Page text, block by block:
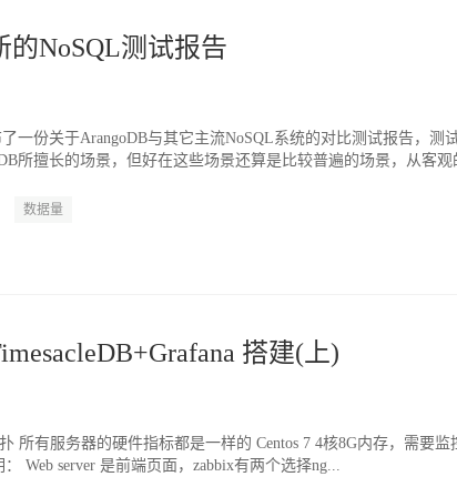
的NoSQL测试报告
一份关于ArangoDB与其它主流NoSQL系统的对比测试报告，测
所擅长的场景，但好在这些场景还算是比较普遍的场景，从客观
数据量
搭建(上)
所有服务器的硬件指标都是一样的 Centos 7 4核8G内存，需要监
Web server 是前端页面，zabbix有两个选择ng...